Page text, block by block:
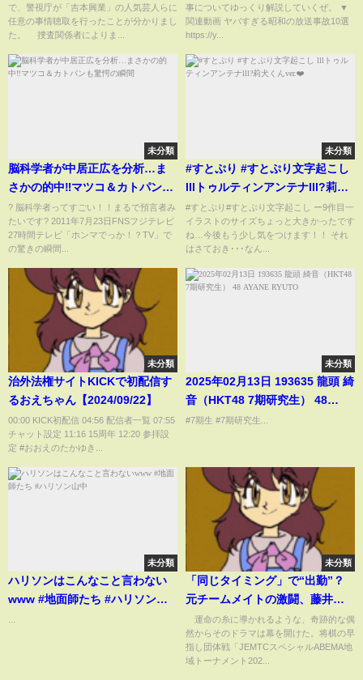
で、警視庁が「吉本興業」の人気芸人らに
任意の事情聴取を行ったことが分かりまし
た。 捜査関係者によりま...
事についてゆっくり解説していくぜ。 ▼
関連動画 ヤバすぎる昭和の放送事故10選
https://y...
未分類
脳科学者が中居正広を分析…ま
さかの的中‼️マツコ＆カトパンも
驚愕の瞬間
? 脳科学者ってすごい！！まるで預言者み
たいです? 2011年7月23日FNSフジテレビ
27時間テレビ「ホンマでっか！？TV」で
の驚きの瞬間...
未分類
#すとぷり #すとぷり文字起こし
lllトゥルティンアンテナlll?莉犬
くんver.❤️
#すとぷり#すとぷり文字起こし ー9作目一
イラストのサイズちょっと大きかったです
ね…今後もう少し気をつけます！！ それ
はさておき･･･なん...
未分類
治外法権サイトKICKで初配信す
るおえちゃん【2024/09/22】
00:00 KICK初配信 04:56 配信者一覧 07:55
チャット設定 11:16 15周年 12:20 参拝設
定 #おおえのたかゆき...
未分類
2025年02月13日 193635 龍頭 綺
音（HKT48 7期研究生） 48
AYANE RYUTO
#7期生 #7期研究生...
未分類
ハリソンはこんなこと言わない
www #地面師たち #ハリソン山
未分類
「同じタイミング」で“出勤”？
元チームメイトの激闘、藤井聡
太六冠VS豊島将之九段の黄金カ
ードにファンの反応も大沸騰！/
将棋・ABEMA地域トーナメント
運命の糸に導かれるような、奇跡的な偶
然からそのドラマは幕を開けた。将棋の早
指し団体戦「JEMTCスペシャルABEMA地
域トーナメント202...